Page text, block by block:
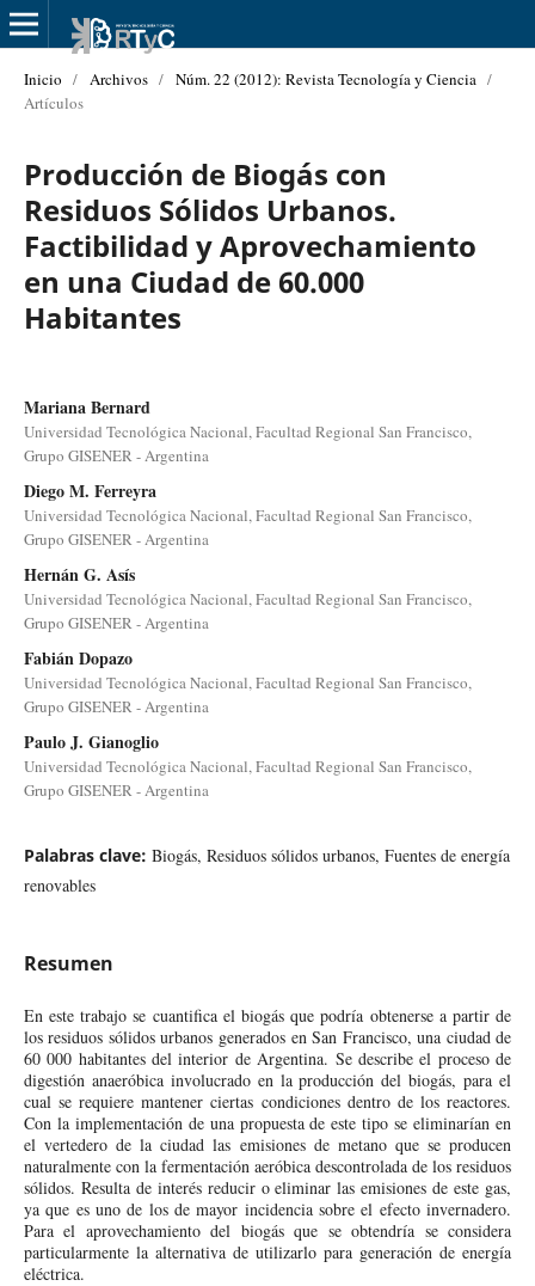
Inicio / Archivos / Núm. 22 (2012): Revista Tecnología y Ciencia /
Artículos
Producción de Biogás con
Residuos Sólidos Urbanos.
Factibilidad y Aprovechamiento
en una Ciudad de 60.000
Habitantes
Mariana Bernard
Universidad Tecnológica Nacional, Facultad Regional San Francisco,
Grupo GISENER - Argentina
Diego M. Ferreyra
Universidad Tecnológica Nacional, Facultad Regional San Francisco,
Grupo GISENER - Argentina
Hernán G. Asís
Universidad Tecnológica Nacional, Facultad Regional San Francisco,
Grupo GISENER - Argentina
Fabián Dopazo
Universidad Tecnológica Nacional, Facultad Regional San Francisco,
Grupo GISENER - Argentina
Paulo J. Gianoglio
Universidad Tecnológica Nacional, Facultad Regional San Francisco,
Grupo GISENER - Argentina
Palabras clave: Biogás, Residuos sólidos urbanos, Fuentes de energía
renovables
Resumen
En este trabajo se cuantifica el biogás que podría obtenerse a partir de
los residuos sólidos urbanos generados en San Francisco, una ciudad de
60 000 habitantes del interior de Argentina. Se describe el proceso de
digestión anaeróbica involucrado en la producción del biogás, para el
cual se requiere mantener ciertas condiciones dentro de los reactores.
Con la implementación de una propuesta de este tipo se eliminarían en
el vertedero de la ciudad las emisiones de metano que se producen
naturalmente con la fermentación aeróbica descontrolada de los residuos
sólidos. Resulta de interés reducir o eliminar las emisiones de este gas,
ya que es uno de los de mayor incidencia sobre el efecto invernadero.
Para el aprovechamiento del biogás que se obtendría se considera
particularmente la alternativa de utilizarlo para generación de energía
eléctrica.